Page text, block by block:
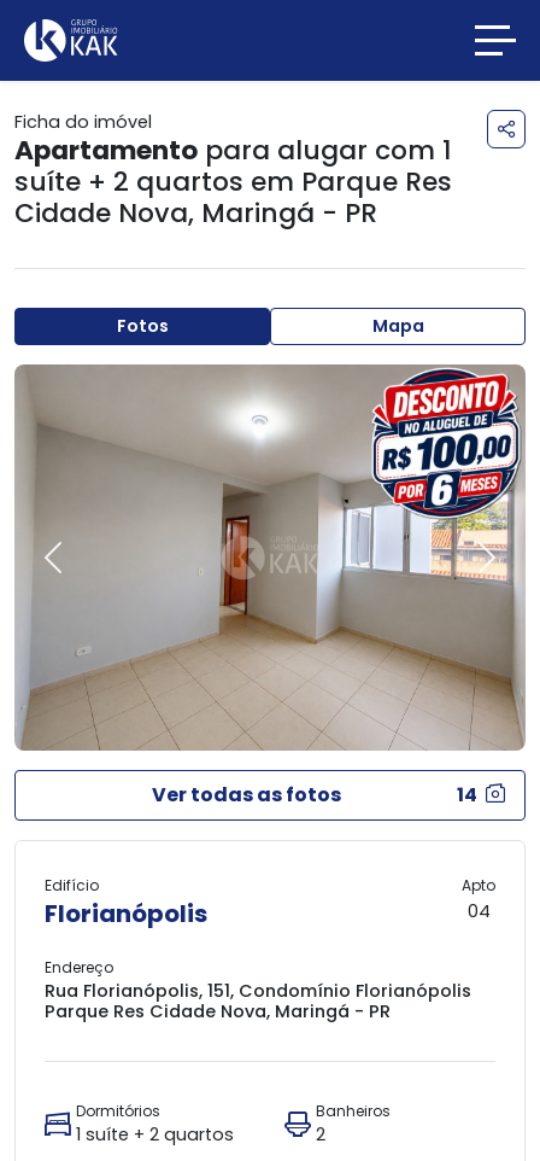
Ficha do imóvel
Apartamento para alugar com 1
suíte + 2 quartos em Parque Res
Cidade Nova, Maringá - PR
Fotos Mapa
Previous Next
Ver todas as fotos 14
Edifício
Florianópolis
Apto
04
Endereço
Rua Florianópolis, 151, Condomínio Florianópolis
Parque Res Cidade Nova, Maringá - PR
Dormitórios
1 suíte + 2 quartos
Banheiros
2